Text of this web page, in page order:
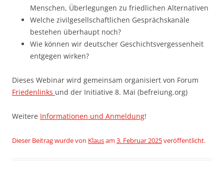
Menschen, Überlegungen zu friedlichen Alternativen
Welche zivilgesellschaftlichen Gesprächskanäle
bestehen überhaupt noch?
Wie können wir deutscher Geschichtsvergessenheit
entgegen wirken?
Dieses Webinar wird gemeinsam organisiert von Forum
Friedenlinks und der Initiative 8. Mai (befreiung.org)
Weitere Informationen und Anmeldung!
Dieser Beitrag wurdevon Klausam 3. Februar 2025veröffentlicht.